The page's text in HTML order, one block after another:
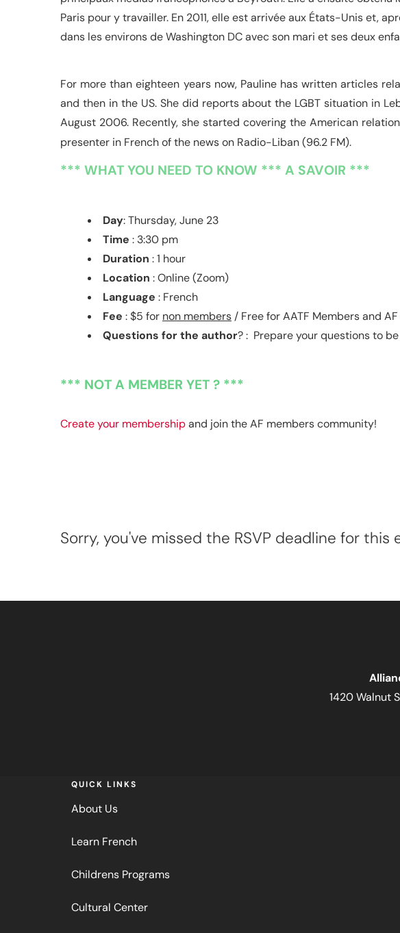
Paris pour y travailler. En 2011, elle est arrivée aux États-Unis et,
dans les environs de Washington DC avec son mari et ses deux
For more than eighteen years now, Pauline has written articles
and then in the US. She did reports about the LGBT situation in
August 2006. Recently, she started covering the American
presenter in French of the news on Radio-Liban (96.2 FM).
*** WHAT YOU NEED TO KNOW *** A SAVOIR ***
Day: Thursday, June 23
Time : 3:30 pm
Duration : 1 hour
Location : Online (Zoom)
Language : French
Fee : $5 for non members / Free for AATF Members and
Questions for the author? : Prepare your questions to
*** NOT A MEMBER YET ? ***
Create your membershipand join the AF members community!
Sorry, you've missed the RSVP deadline for this
1420 Walnut
QUICK LINKS
About Us
Learn French
Childrens Programs
Cultural Center